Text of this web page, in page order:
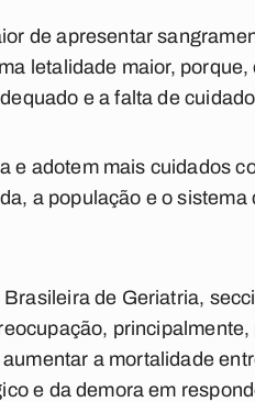
de apresentar
letalidade maior,
e a falta de
e adotem mais cuidados
a população e o sistema
de Geriatria,
a mortalidade
e da demora em